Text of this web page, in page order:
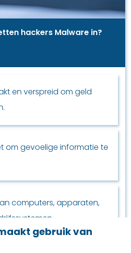
hackers Malware in?
en verspreid om geld
om gevoelige informatie te
computers, apparaten,
gebruik van